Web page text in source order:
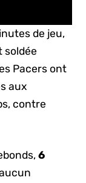
de jeu,
soldée
Pacers ont
aux
contre
6